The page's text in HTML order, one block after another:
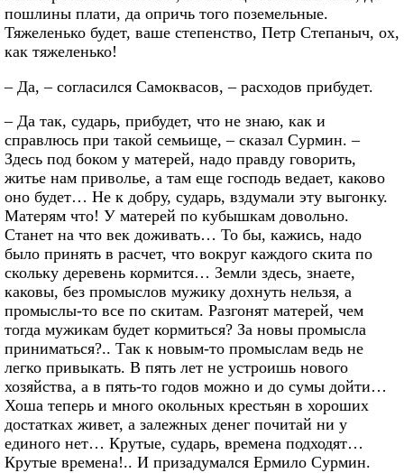
пошлины плати, да опричь того поземельные.
Тяжеленько будет, ваше степенство, Петр Степаныч, ох,
как тяжеленько!
– Да, – согласился Самоквасов, – расходов прибудет.
– Да так, сударь, прибудет, что не знаю, как и
справлюсь при такой семьище, – сказал Сурмин. –
Здесь под боком у матерей, надо правду говорить,
житье нам приволье, а там еще господь ведает, каково
оно будет… Не к добру, сударь, вздумали эту выгонку.
Матерям что! У матерей по кубышкам довольно.
Станет на что век доживать… То бы, кажись, надо
было принять в расчет, что вокруг каждого скита по
скольку деревень кормится… Земли здесь, знаете,
каковы, без промыслов мужику дохнуть нельзя, а
промыслы-то все по скитам. Разгонят матерей, чем
тогда мужикам будет кормиться? За новы промысла
приниматься?.. Так к новым-то промыслам ведь не
легко привыкать. В пять лет не устроишь нового
хозяйства, а в пять-то годов можно и до сумы дойти…
Хоша теперь и много окольных крестьян в хороших
достатках живет, а залежных денег почитай ни у
единого нет… Крутые, сударь, времена подходят…
Крутые времена!.. И призадумался Ермило Сурмин.